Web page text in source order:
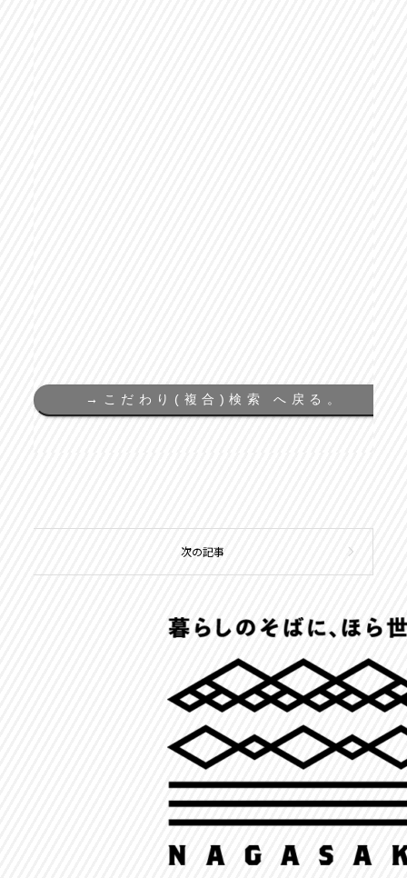
→ こだわり(複合)検索 へ戻る。